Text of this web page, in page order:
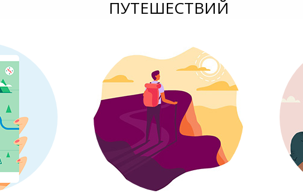
ПУТЕШЕСТВИЙ